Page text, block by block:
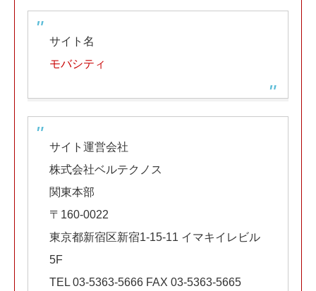
サイト名
モバシティ
サイト運営会社
株式会社ベルテクノス
関東本部
〒160-0022
東京都新宿区新宿1-15-11 イマキイレビル
5F
TEL 03-5363-5666 FAX 03-5363-5665